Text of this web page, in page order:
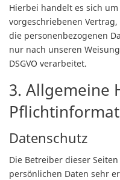
Hierbei handelt es sich
vorgeschriebenen
die personenbezogenen
nur nach unseren
DSGVO verarbeitet.
3. Allgemeine
Datenschutz
Die Betreiber dieser
persönlichen Daten sehr